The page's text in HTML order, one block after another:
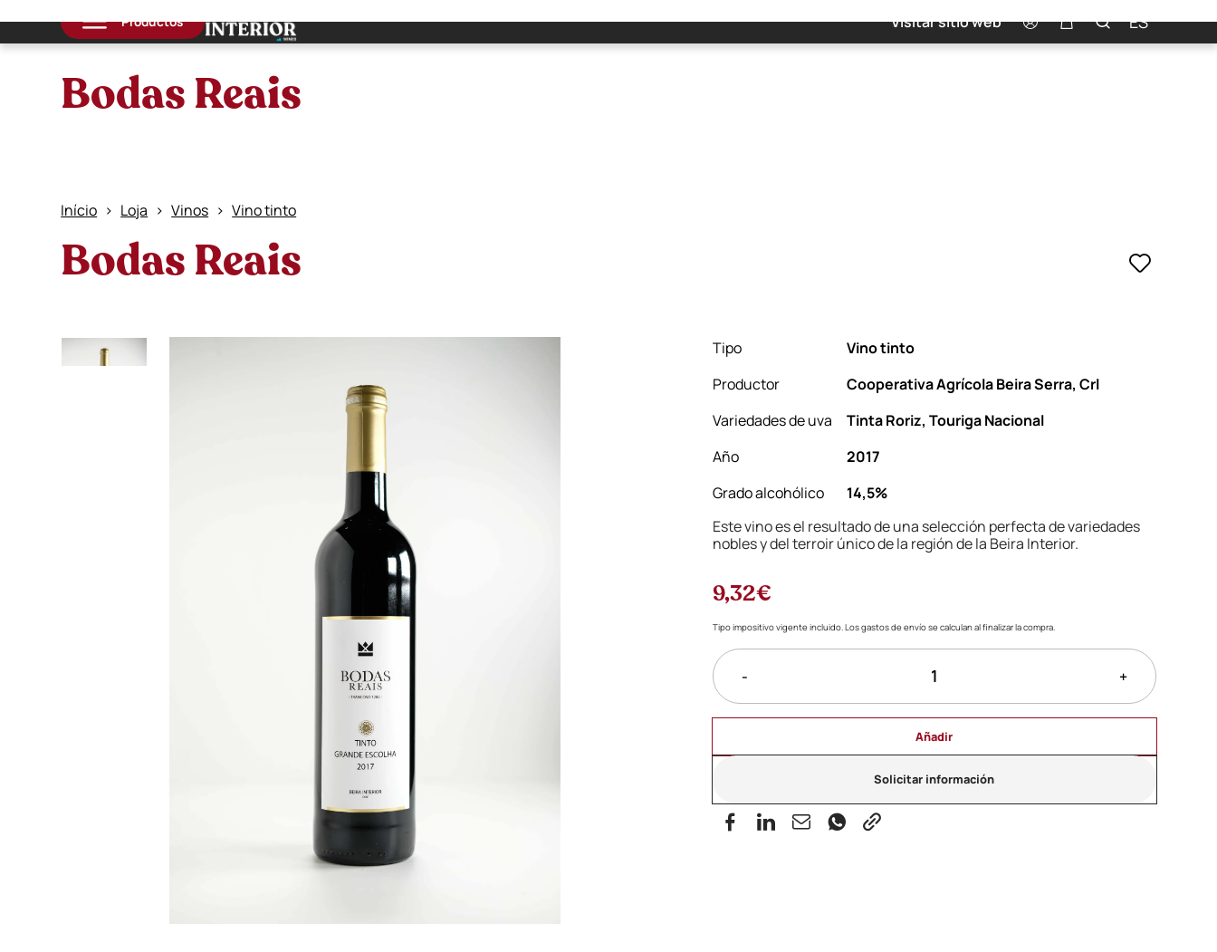
Productos Visitar sitio web ES
Bodas Reais
Início Loja Vinos Vino tinto
Bodas Reais
Tipo
Vino tinto
Productor
Cooperativa Agrícola Beira Serra, Crl
Variedades de uva
Tinta Roriz, Touriga Nacional
Año
2017
Grado alcohólico
14,5%
Este vino es el resultado de una selección perfecta de variedades
nobles y del terroir único de la región de la Beira Interior.
9,32€
Tipo impositivo vigente incluido. Los gastos de envío se calculan al finalizar la compra.
- +
Añadir
Solicitar información